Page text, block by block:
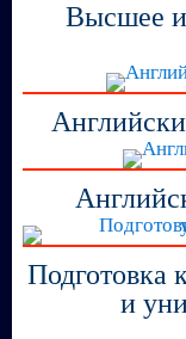
Высшее и
Подготовка
и